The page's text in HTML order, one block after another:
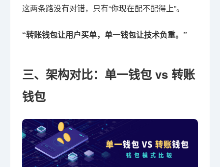
这两条路没有对错，只有“你现在配不配得上”。
“转账钱包让用户买单，单一钱包让技术负重。”
三、架构对比：单一钱包 vs 转账
钱包